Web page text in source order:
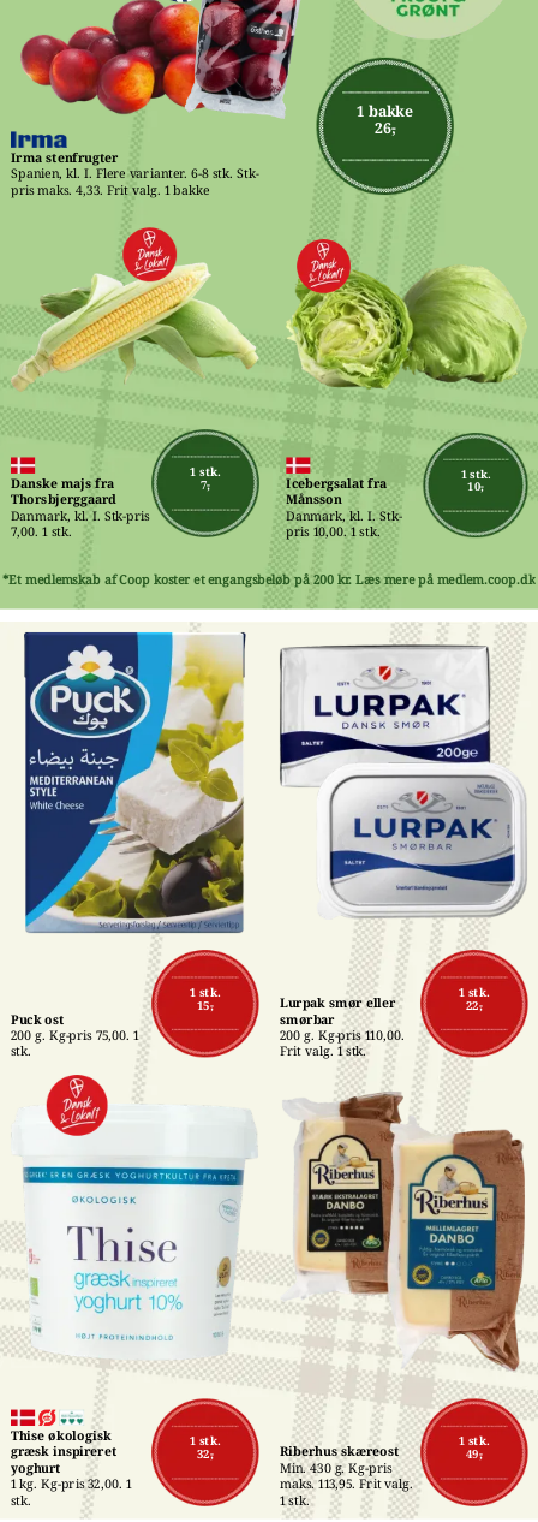
1 stk.
10,-
Icebergsalat fra
Månsson
Danmark, kl. I. Stk-
pris 10,00. 1 stk.
1 bakke
26,-
Irma stenfrugter
Spanien, kl. I. Flere varianter. 6-8 stk. Stk-
pris maks. 4,33. Frit valg. 1 bakke
1 stk.
7,-
Danske majs fra
Thorsbjerggaard
Danmark, kl. I. Stk-pris
7,00. 1 stk.
*Et medlemskab af Coop koster et engangsbeløb på 200 kr. Læs mere på medlem.coop.dk
1 stk.
15,-
Puck ost
200 g. Kg-pris 75,00. 1
stk.
1 stk.
22,-
Lurpak smør eller
smørbar
200 g. Kg-pris 110,00.
Frit valg. 1 stk.
1 stk.
32,-
Thise økologisk
græsk inspireret
yoghurt
1 kg. Kg-pris 32,00. 1
stk.
1 stk.
49,-
Riberhus skæreost
Min. 430 g. Kg-pris
maks. 113,95. Frit valg.
1 stk.